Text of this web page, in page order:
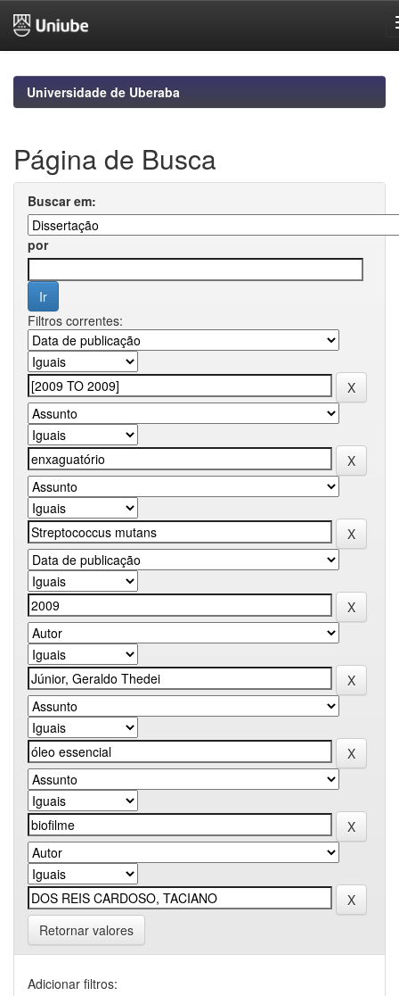
navigationUniversidade de Uberaba
Página de Busca
Buscar em:
por
Filtros correntes:
Retornar valores
Adicionar filtros: